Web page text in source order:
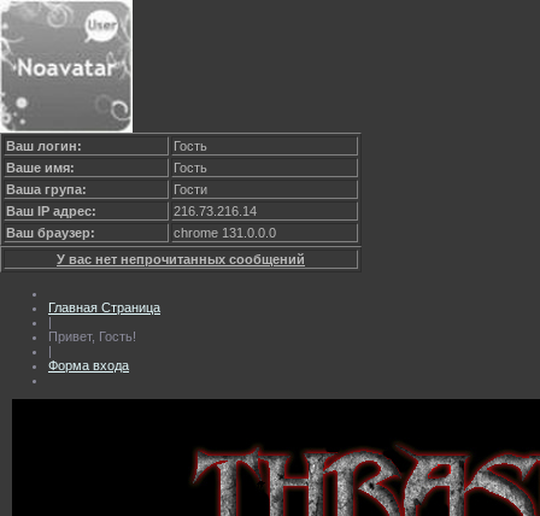
Ваш логин:
Гость
Ваше имя:
Гость
Ваша група:
Гости
Ваш IP адрес:
216.73.216.14
Ваш браузер:
chrome 131.0.0.0
У вас нет непрочитанных сообщений
Главная Страница
|
Привет, Гость!
|
Форма входа